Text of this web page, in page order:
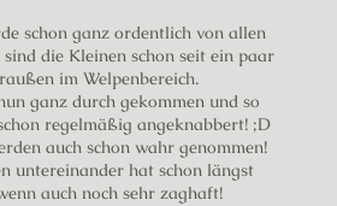
schon ganz ordentlich von allen
die Kleinen schon seit ein paar
im Welpenbereich.
ganz durch gekommen und so
regelmäßig angeknabbert! ;D
auch schon wahr genommen!
untereinander hat schon längst
auch noch sehr zaghaft!